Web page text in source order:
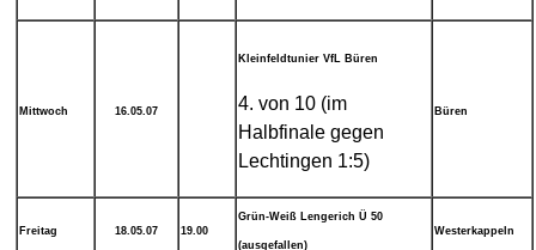
Mittwoch 16.05.07
Kleinfeldtunier VfL Büren
4. von 10 (im
Halbfinale gegen
Lechtingen 1:5)
Büren
Freitag 18.05.07 19.00
Grün-Weiß Lengerich Ü 50
(ausgefallen)
Westerkappeln